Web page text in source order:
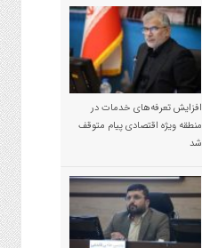
افزایش تعرفه‌های خدمات در
منطقه ویژه اقتصادی پیام متوقف
شد